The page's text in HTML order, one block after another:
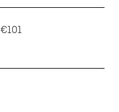
€101